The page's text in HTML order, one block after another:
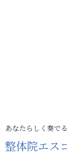
あなたらしく奏で
整体院エス